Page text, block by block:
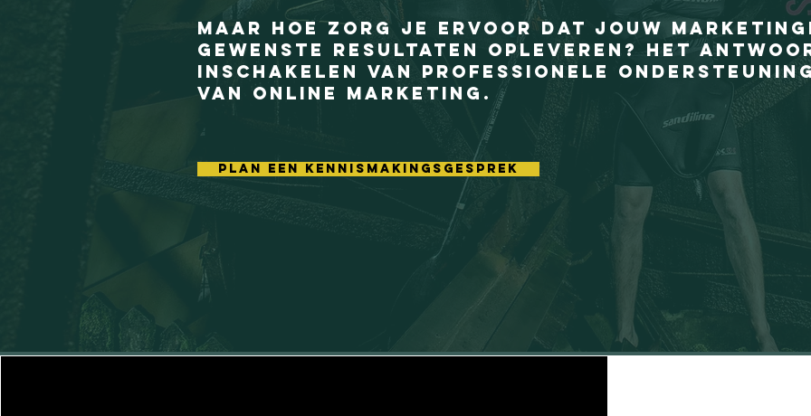
Maar hoe zorg je ervoor dat jouw
gewenste resultaten opleveren? Het
inschakelen van professionele
van online marketing.
plan een kennismakingsgesprek